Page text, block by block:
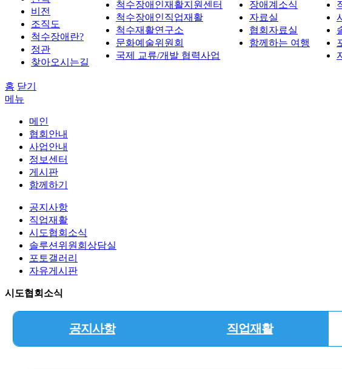
비전
조직도
척수장애란?
정관
찾아오시는길
척수장애인재활지원센터
척수장애인직업재활
척수재활연구소
문화예술위원회
국제 교류/개발 협력사업
장애계소식
자료실
협회자료실
함께하는 여행
홈 닫기
메뉴
메인
협회안내
사업안내
정보센터
게시판
함께하기
공지사항
직업재활
시도협회소식
솔루션위원회상담실
포토갤러리
자유게시판
시도협회소식
공지사항 직업재활